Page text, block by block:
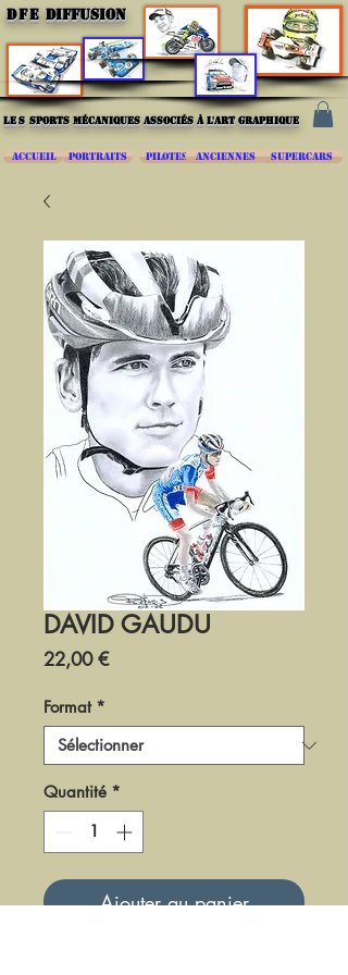
DFE DIFFUSION
les sports mécaniques associés à l'art graphique
ACCUEIL PORTRAITS PILOTES ANCIENNES SUPERCARS
DAVID GAUDU
22,00 €Prix
Format *
Quantité *
Ajouter au panier